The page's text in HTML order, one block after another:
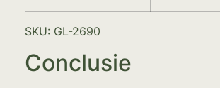
SKU: GL-2690
Conclusie